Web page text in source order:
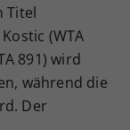
Titel
(WTA
891) wird
während die
Der